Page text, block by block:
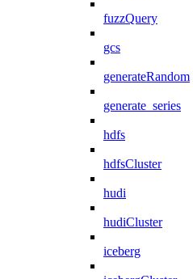
fuzzQuery
gcs
generateRandom
generate_series
hdfs
hdfsCluster
hudi
hudiCluster
iceberg